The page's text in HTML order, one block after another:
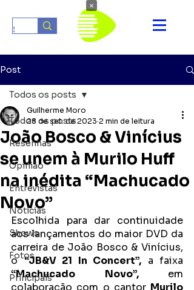
Post
Todos os posts
Resenhas
Opinião
Entrevistas
Notícias
Shows
Fotos
Principais
Todos os posts
João Bosco & Vinícius
se unem à Murilo Huff
na inédita “Machucado
Novo”
Guilherme Moro
28 de set. de 2023 2 min de leitura
Escolhida para dar continuidade
aos lançamentos do maior DVD da
carreira de João Bosco & Vinícius,
o “JB&V 21 In Concert”,
“Machucado Novo”, em
colaboração com o cantor Murilo
×